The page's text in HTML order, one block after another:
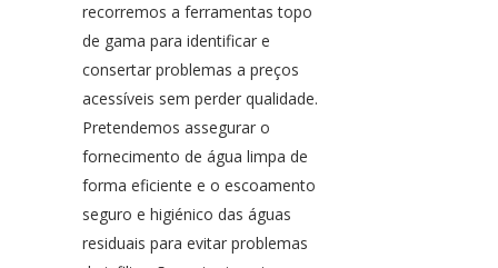
recorremos a ferramentas topo
de gama para identificar e
consertar problemas a preços
acessíveis sem perder qualidade.
Pretendemos assegurar o
fornecimento de água limpa de
forma eficiente e o escoamento
seguro e higiénico das águas
residuais para evitar problemas